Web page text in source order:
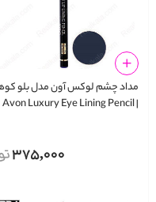
مداد چشم لوکس آون مدل بلو
| Avon Luxury Eye Lining Pencil
375,000